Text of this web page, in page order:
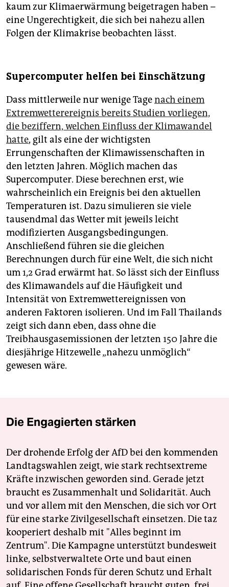
kaum zur Klimaerwärmung beigetragen haben –
eine Ungerechtigkeit, die sich bei nahezu allen
Folgen der Klimakrise beobachten lässt.
Supercomputer helfen bei Einschätzung
Dass mittlerweile nur wenige Tagenach einem
Extremwetterereignis bereits Studien vorliegen,
die beziffern, welchen Einfluss der Klimawandel
hatte, gilt als eine der wichtigsten
Errungenschaften der Klimawissenschaften in
den letzten Jahren. Möglich machen das
Supercomputer. Diese berechnen erst, wie
wahrscheinlich ein Ereignis bei den aktuellen
Temperaturen ist. Dazu simulieren sie viele
tausendmal das Wetter mit jeweils leicht
modifizierten Ausgangsbedingungen.
Anschließend führen sie die gleichen
Berechnungen durch für eine Welt, die sich nicht
um 1,2 Grad erwärmt hat. So lässt sich der Einfluss
des Klimawandels auf die Häufigkeit und
Intensität von Extremwettereignissen von
anderen Faktoren isolieren. Und im Fall Thailands
zeigt sich dann eben, dass ohne die
Treibhausgasemissionen der letzten 150 Jahre die
diesjährige Hitzewelle „nahezu unmöglich“
gewesen wäre.
Die Engagierten stärken
Der drohende Erfolg der AfD bei den kommenden
Landtagswahlen zeigt, wie stark rechtsextreme
Kräfte inzwischen geworden sind. Gerade jetzt
braucht es Zusammenhalt und Solidarität. Auch
und vor allem mit den Menschen, die sich vor Ort
für eine starke Zivilgesellschaft einsetzen. Die taz
kooperiert deshalb mit "Alles beginnt im
Zentrum". Die Kampagne unterstützt bundesweit
linke, selbstverwaltete Orte und baut einen
solidarischen Fonds für deren Schutz und Erhalt